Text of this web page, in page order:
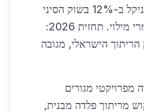
גלובליים: עליית מחירי ניקל ב-12% בשוק הסיני
משפיעה על עלויות חומרי מילוי. תחזית 2026:
22% בשוק הריתוך הישראלי, מגובה
מפרויקטי מגורים
מהביקוש מריתוך פלדה מבנית,